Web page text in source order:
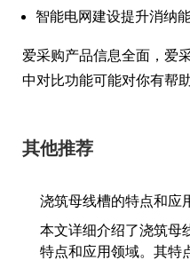
智能电网建设提升消纳
爱采购产品信息全面，爱
中对比功能可能对你有帮
其他推荐
浇筑母线槽的特点和应
本文详细介绍了浇筑母
特点和应用领域。其特